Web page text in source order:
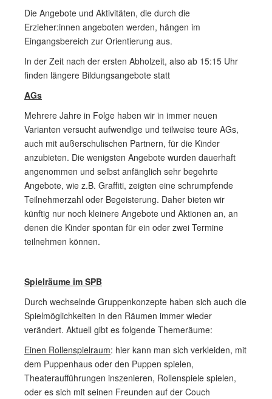
Die Angebote und Aktivitäten, die durch die
Erzieher:innen angeboten werden, hängen im
Eingangsbereich zur Orientierung aus.
In der Zeit nach der ersten Abholzeit, also ab 15:15 Uhr
finden längere Bildungsangebote statt
AGs
Mehrere Jahre in Folge haben wir in immer neuen
Varianten versucht aufwendige und teilweise teure AGs,
auch mit außerschulischen Partnern, für die Kinder
anzubieten. Die wenigsten Angebote wurden dauerhaft
angenommen und selbst anfänglich sehr begehrte
Angebote, wie z.B. Graffiti, zeigten eine schrumpfende
Teilnehmerzahl oder Begeisterung. Daher bieten wir
künftig nur noch kleinere Angebote und Aktionen an, an
denen die Kinder spontan für ein oder zwei Termine
teilnehmen können.
Spielräume im SPB
Durch wechselnde Gruppenkonzepte haben sich auch die
Spielmöglichkeiten in den Räumen immer wieder
verändert. Aktuell gibt es folgende Themeräume:
Einen Rollenspielraum: hier kann man sich verkleiden, mit
dem Puppenhaus oder den Puppen spielen,
Theateraufführungen inszenieren, Rollenspiele spielen,
oder es sich mit seinen Freunden auf der Couch